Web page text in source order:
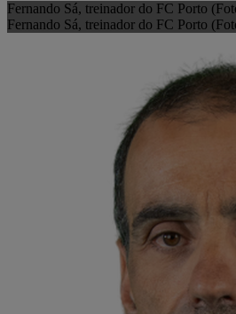
Fernando Sá, treinador do FC Porto
Fernando Sá, treinador do FC Porto